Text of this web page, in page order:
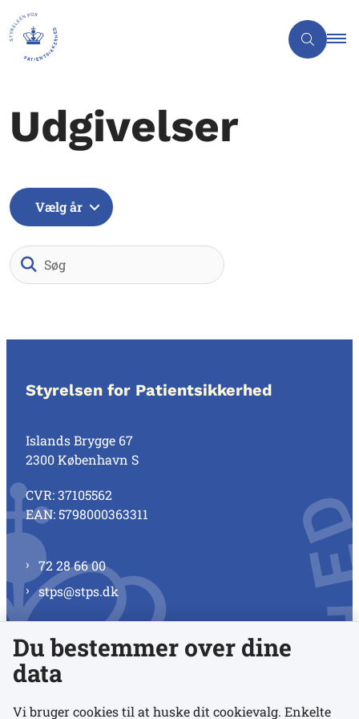
Udgivelser
Vælg år
Styrelsen for Patientsikkerhed
Islands Brygge 67
2300 København S
CVR: 37105562
EAN: 5798000363311
72 28 66 00
stps@stps.dk
Se alle kontaktnumre
Du bestemmer over dine
data
Vi bruger cookies til at huske dit cookievalg. Enkelte